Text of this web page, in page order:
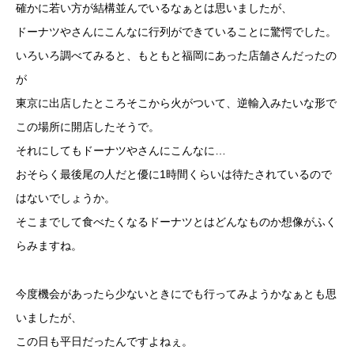
確かに若い方が結構並んでいるなぁとは思いましたが、
ドーナツやさんにこんなに行列ができていることに驚愕でした。
いろいろ調べてみると、もともと福岡にあった店舗さんだったの
が
東京に出店したところそこから火がついて、逆輸入みたいな形で
この場所に開店したそうで。
それにしてもドーナツやさんにこんなに…
おそらく最後尾の人だと優に1時間くらいは待たされているので
はないでしょうか。
そこまでして食べたくなるドーナツとはどんなものか想像がふく
らみますね。
今度機会があったら少ないときにでも行ってみようかなぁとも思
いましたが、
この日も平日だったんですよねぇ。